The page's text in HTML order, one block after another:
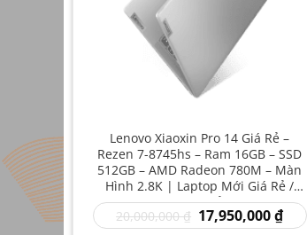
Lenovo Xiaoxin Pro 14 Giá Rẻ –
Rezen 7-8745hs – Ram 16GB – SSD
512GB – AMD Radeon 780M – Màn
Hình 2.8K | Laptop Mới Giá Rẻ /
Laptop Mới Mỏng Nhẹ
20,000,000₫ Giá
gốc
17,950,000₫Giá
hiện